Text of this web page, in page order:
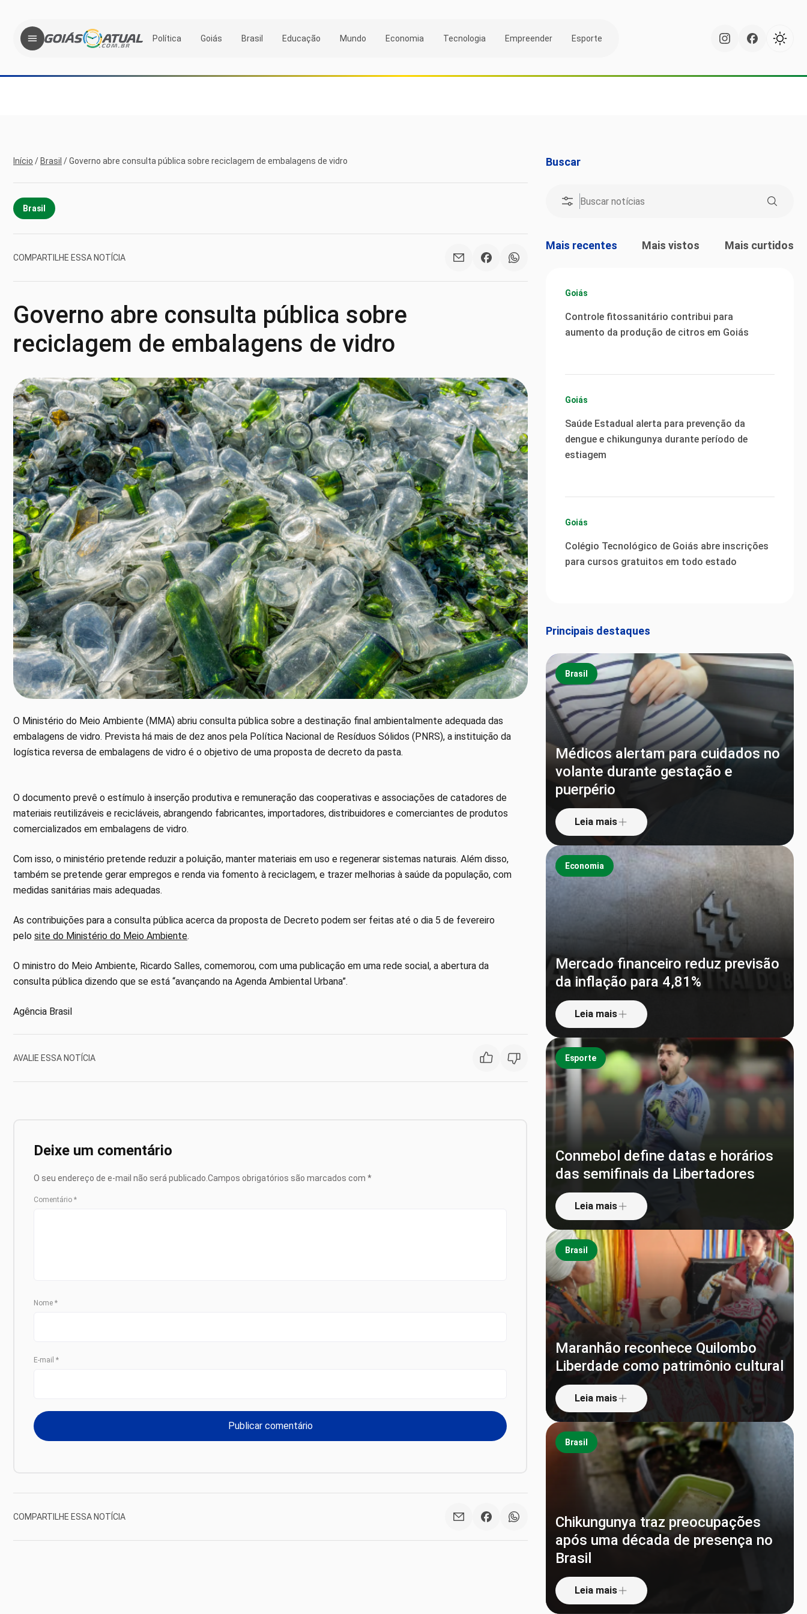
Política Goiás Brasil Educação Mundo Economia Tecnologia Empreender Esporte
Início / Brasil /Governo abre consulta pública sobre reciclagem de embalagens de vidro
Brasil
COMPARTILHE ESSA NOTÍCIA
Governo abre consulta pública sobre
reciclagem de embalagens de vidro
O Ministério do Meio Ambiente (MMA) abriu consulta pública sobre a destinação final ambientalmente adequada das
embalagens de vidro. Prevista há mais de dez anos pela Política Nacional de Resíduos Sólidos (PNRS), a instituição da
logística reversa de embalagens de vidro é o objetivo de uma proposta de decreto da pasta.
O documento prevê o estímulo à inserção produtiva e remuneração das cooperativas e associações de catadores de
materiais reutilizáveis e recicláveis, abrangendo fabricantes, importadores, distribuidores e comerciantes de produtos
comercializados em embalagens de vidro.
Com isso, o ministério pretende reduzir a poluição, manter materiais em uso e regenerar sistemas naturais. Além disso,
também se pretende gerar empregos e renda via fomento à reciclagem, e trazer melhorias à saúde da população, com
medidas sanitárias mais adequadas.
As contribuições para a consulta pública acerca da proposta de Decreto podem ser feitas até o dia 5 de fevereiro
pelo site do Ministério do Meio Ambiente.
O ministro do Meio Ambiente, Ricardo Salles, comemorou, com uma publicação em uma rede social, a abertura da
consulta pública dizendo que se está “avançando na Agenda Ambiental Urbana”.
Agência Brasil
AVALIE ESSA NOTÍCIA
Deixe um comentário
O seu endereço de e-mail não será publicado.Campos obrigatórios são marcados com *
Comentário *
Nome *
E-mail *
COMPARTILHE ESSA NOTÍCIA
Buscar
Mais recentes Mais vistos Mais curtidos
Goiás
Controle fitossanitário contribui para
aumento da produção de citros em Goiás
Goiás
Saúde Estadual alerta para prevenção da
dengue e chikungunya durante período de
estiagem
Goiás
Colégio Tecnológico de Goiás abre inscrições
para cursos gratuitos em todo estado
Principais destaques
Brasil
Médicos alertam para cuidados no
volante durante gestação e
puerpério
Leia mais
Economia
Mercado financeiro reduz previsão
da inflação para 4,81%
Leia mais
Esporte
Conmebol define datas e horários
das semifinais da Libertadores
Leia mais
Brasil
Maranhão reconhece Quilombo
Liberdade como patrimônio cultural
Leia mais
Brasil
Chikungunya traz preocupações
após uma década de presença no
Brasil
Leia mais